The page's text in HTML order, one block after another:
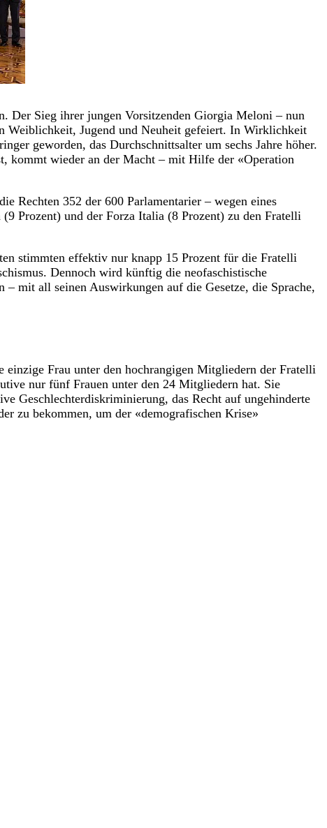
Der Sieg ihrer jungen Vorsitzenden Giorgia Meloni – nun
Weiblichkeit, Jugend und Neuheit gefeiert. In Wirklichkeit
geworden, das Durchschnittsalter um sechs Jahre höher.
kommt wieder an der Macht – mit Hilfe der «Operation
Rechten 352 der 600 Parlamentarier – wegen eines
Prozent) und der Forza Italia (8 Prozent) zu den Fratelli
stimmten effektiv nur knapp 15 Prozent für die Fratelli
Dennoch wird künftig die neofaschistische
mit all seinen Auswirkungen auf die Gesetze, die Sprache,
Frau unter den hochrangigen Mitgliedern der Fratelli
nur fünf Frauen unter den 24 Mitgliedern hat. Sie
Geschlechterdiskriminierung, das Recht auf ungehinderte
zu bekommen, um der «demografischen Krise»